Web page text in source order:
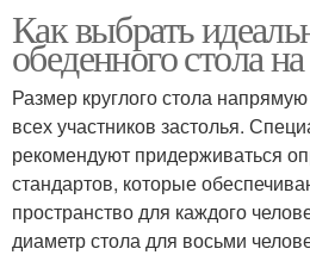
Как выбрать
обеденного стола
Размер круглого стола
всех участников застолья.
рекомендуют придерживаться
стандартов, которые
пространство для каждого
диаметр стола для восьми